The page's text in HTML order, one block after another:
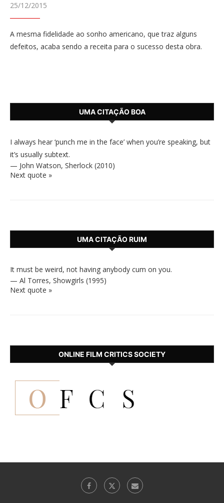
25/12/2015
A mesma fidelidade ao sonho americano, que traz alguns
defeitos, acaba sendo a receita para o sucesso desta obra.
UMA CITAÇÃO BOA
I always hear ‘punch me in the face’ when you’re speaking, but
it’s usually subtext.
— John Watson, Sherlock (2010)
Next quote »
UMA CITAÇÃO RUIM
It must be weird, not having anybody cum on you.
— Al Torres, Showgirls (1995)
Next quote »
ONLINE FILM CRITICS SOCIETY